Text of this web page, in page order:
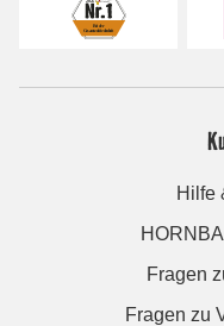
Hilfe
Fragen
Fragen zu